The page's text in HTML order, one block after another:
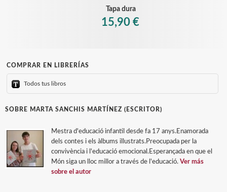
Tapa dura
15,90 €
COMPRAR EN LIBRERÍAS
Todos tus libros
SOBRE MARTA SANCHIS MARTÍNEZ (ESCRITOR)
Mestra d'educació infantil desde fa 17 anys.Enamorada
dels contes i els àlbums illustrats.Preocupada per la
convivència i l'educació emocional.Esperançada en que el
Món siga un lloc millor a través de l'educació. Ver más
sobre el autor